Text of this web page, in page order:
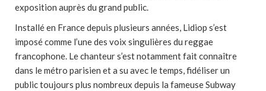
exposition auprès du grand public.
Installé en France depuis plusieurs années, Lidiop s’est
imposé comme l’une des voix singulières du reggae
francophone. Le chanteur s’est notamment fait connaître
dans le métro parisien et a su avec le temps, fidéliser un
public toujours plus nombreux depuis la fameuse Subway